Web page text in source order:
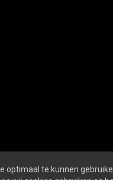
optimaal te kunnen